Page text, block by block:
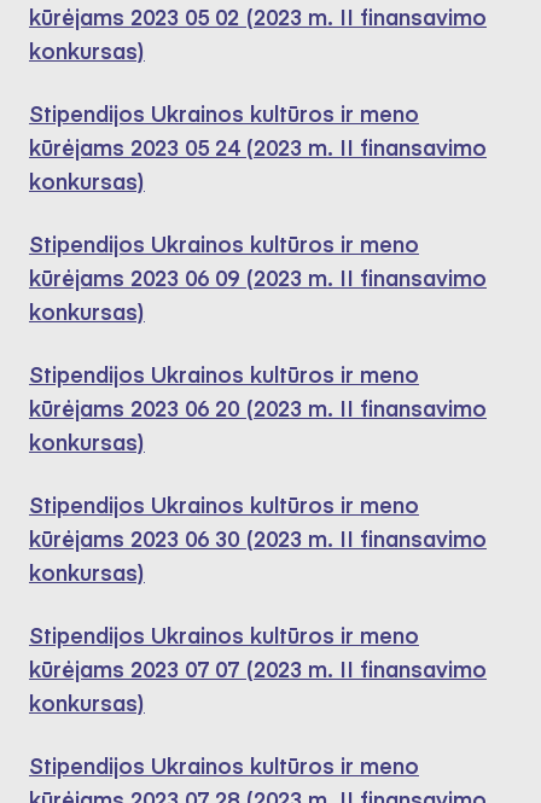
kūrėjams 2023 05 02 (2023 m. II finansavimo
konkursas)
Stipendijos Ukrainos kultūros ir meno
kūrėjams 2023 05 24 (2023 m. II finansavimo
konkursas)
Stipendijos Ukrainos kultūros ir meno
kūrėjams 2023 06 09 (2023 m. II finansavimo
konkursas)
Stipendijos Ukrainos kultūros ir meno
kūrėjams 2023 06 20 (2023 m. II finansavimo
konkursas)
Stipendijos Ukrainos kultūros ir meno
kūrėjams 2023 06 30 (2023 m. II finansavimo
konkursas)
Stipendijos Ukrainos kultūros ir meno
kūrėjams 2023 07 07 (2023 m. II finansavimo
konkursas)
Stipendijos Ukrainos kultūros ir meno